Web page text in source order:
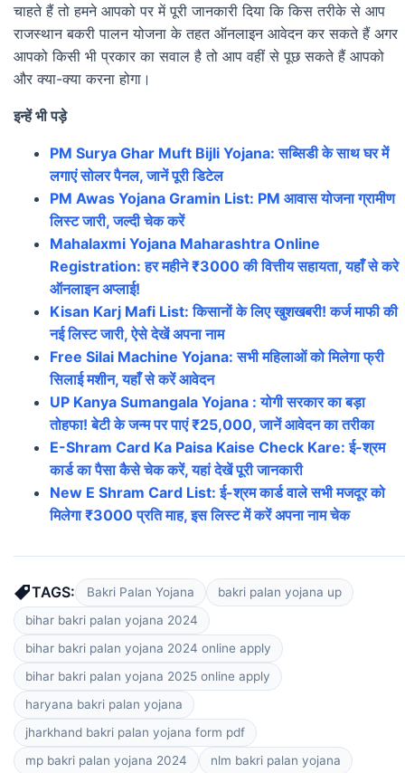
चाहते हैं तो हमने आपको पर में पूरी जानकारी दिया कि किस तरीके से आप
राजस्थान बकरी पालन योजना के तहत ऑनलाइन आवेदन कर सकते हैं अगर
आपको किसी भी प्रकार का सवाल है तो आप वहीं से पूछ सकते हैं आपको
और क्या-क्या करना होगा।
इन्हें भी पड़े
PM Surya Ghar Muft Bijli Yojana: सब्सिडी के साथ घर में
लगाएं सोलर पैनल, जानें पूरी डिटेल
PM Awas Yojana Gramin List: PM आवास योजना ग्रामीण
लिस्ट जारी, जल्दी चेक करें
Mahalaxmi Yojana Maharashtra Online
Registration: हर महीने ₹3000 की वित्तीय सहायता, यहाँ से करे
ऑनलाइन अप्लाई!
Kisan Karj Mafi List: किसानों के लिए खुशखबरी! कर्ज माफी की
नई लिस्ट जारी, ऐसे देखें अपना नाम
Free Silai Machine Yojana: सभी महिलाओं को मिलेगा फ्री
सिलाई मशीन, यहाँ से करें आवेदन
UP Kanya Sumangala Yojana : योगी सरकार का बड़ा
तोहफा! बेटी के जन्म पर पाएं ₹25,000, जानें आवेदन का तरीका
E-Shram Card Ka Paisa Kaise Check Kare: ई-श्रम
कार्ड का पैसा कैसे चेक करें, यहां देखें पूरी जानकारी
New E Shram Card List: ई-श्रम कार्ड वाले सभी मजदूर को
मिलेगा ₹3000 प्रति माह, इस लिस्ट में करें अपना नाम चेक
TAGS: Bakri Palan Yojana
bakri palan yojana up
bihar bakri palan yojana 2024
bihar bakri palan yojana 2024 online apply
bihar bakri palan yojana 2025 online apply
haryana bakri palan yojana
jharkhand bakri palan yojana form pdf
mp bakri palan yojana 2024
nlm bakri palan yojana